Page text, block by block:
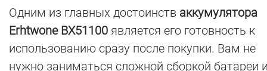
Одним из главных достоинств аккумулятора
Erhtwone BX51100 является его готовность к
использованию сразу после покупки. Вам не
нужно заниматься сложной сборкой батареи